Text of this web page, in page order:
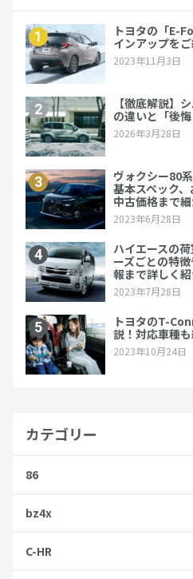
ン
カテゴリー
86
bz4x
C-HR